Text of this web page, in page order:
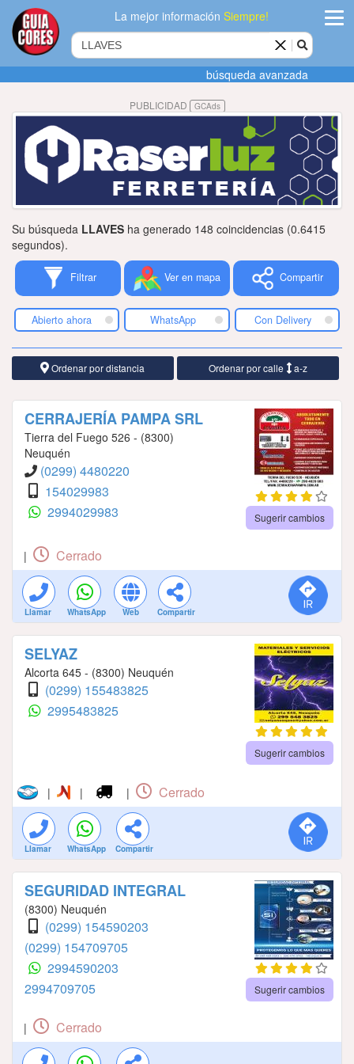
La mejor informaciónSiempre!
Agregar
empresa
Actualizar
datos
Publicidad
Tiendacores
Contactenos
búsqueda avanzada
PUBLICIDAD GCAds
Su búsqueda LLAVES ha generado 148 coincidencias (0.6415
segundos).
Filtrar Ver en mapa Compartir
Abierto ahora WhatsApp Con Delivery
Ordenar por distancia Ordenar por calle a-z
CERRAJERÍA PAMPA SRL
Tierra del Fuego 526 - (8300)
Neuquén
(0299) 4480220
154029983
2994029983
Sugerir cambios
| Cerrado
Llamar WhatsApp Web Compartir
SELYAZ
Alcorta 645 - (8300) Neuquén
(0299) 155483825
2995483825
Sugerir cambios
| | | Cerrado
Llamar WhatsApp Compartir
SEGURIDAD INTEGRAL
(8300) Neuquén
(0299) 154590203
(0299) 154709705
2994590203
2994709705
Sugerir cambios
| Cerrado